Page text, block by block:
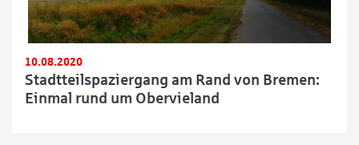
10.08.2020
Stadtteilspaziergang am Rand von Bremen:
Einmal rund um Obervieland